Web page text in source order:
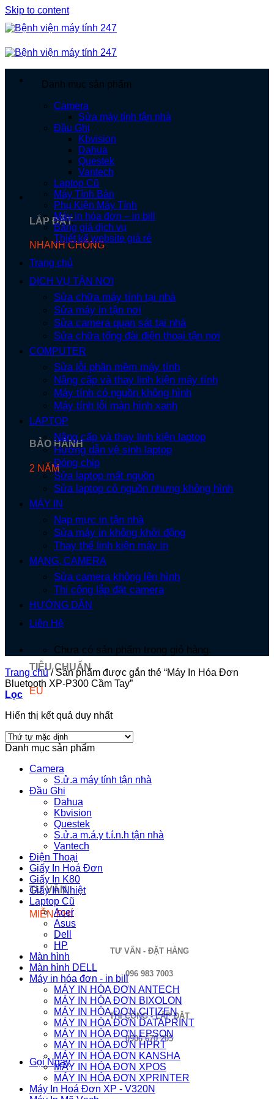
Skip to content
LẮP ĐẶT
NHANH CHÓNG
BẢO HÀNH
2 NĂM
TIÊU CHUẨN
EU
TƯ VẤN
MIỄN PHÍ
TƯ VẤN - ĐẶT HÀNG
096 983 7003
THI CÔNG - LẮP ĐẶT
0906 670 205
Gọi Ngay
Danh mục sản phẩm
Camera
Sửa máy tính tận nhà
Đầu Ghi
Kbvision
Dahua
Questek
Vantech
Laptop Cũ
Máy Tính Bàn
Phụ Kiện Máy Tính
Máy in hóa đơn – in bill
Bảng giá dịch vụ
Thiết kế website giá rẻ
Trang chủ
DỊCH VỤ TẬN NƠI
Sửa chữa máy tính tại nhà
Sửa máy in tận nơi
Sửa camera quan sát tại nhà
Sửa chữa tổng đài điện thoại tận nơi
COMPUTER
Sửa lỗi phần mềm máy tính
Nâng cấp và thay linh kiện máy tính
Máy tính có nguồn không hình
Máy tính lỗi màn hình xanh
LAPTOP
Nâng cấp và thay linh kiện laptop
Hướng dẫn vệ sinh laptop
Đóng chip
Sửa laptop mất nguồn
Sửa laptop có nguồn nhưng không hình
MÁY IN
Nạp mực in tận nhà
Sửa máy in không khởi động
Thay thế linh kiện máy in
MẠNG, CAMERA
Sửa camera không lên hình
Thi công lắp đặt camera
HƯỚNG DẪN
Liên Hệ
Chưa có sản phẩm trong giỏ hàng.
Trang chủ /Sản phẩm được gắn thẻ “Máy In Hóa Đơn
Bluetooth XP-P300 Cầm Tay”
Lọc
Hiển thị kết quả duy nhất
Danh mục sản phẩm
Camera
S.ử.a máy tính tận nhà
Đầu Ghi
Dahua
Kbvision
Questek
S.ử.a m.á.y t.í.n.h tận nhà
Vantech
Điện Thoại
Giấy In Hoá Đơn
Giấy In K80
Giấy In Nhiệt
Laptop Cũ
Acer
Asus
Dell
HP
Màn hình
Màn hình DELL
Máy in hóa đơn - in bill
MÁY IN HÓA ĐƠN ANTECH
MÁY IN HÓA ĐƠN BIXOLON
MÁY IN HÓA ĐƠN CITIZEN
MÁY IN HÓA ĐƠN DATAPRINT
MÁY IN HÓA ĐƠN EPSON
MÁY IN HÓA ĐƠN HPRT
MÁY IN HÓA ĐƠN KANSHA
MÁY IN HÓA ĐƠN XPOS
MÁY IN HÓA ĐƠN XPRINTER
Máy In Hoá Đơn XP - V320N